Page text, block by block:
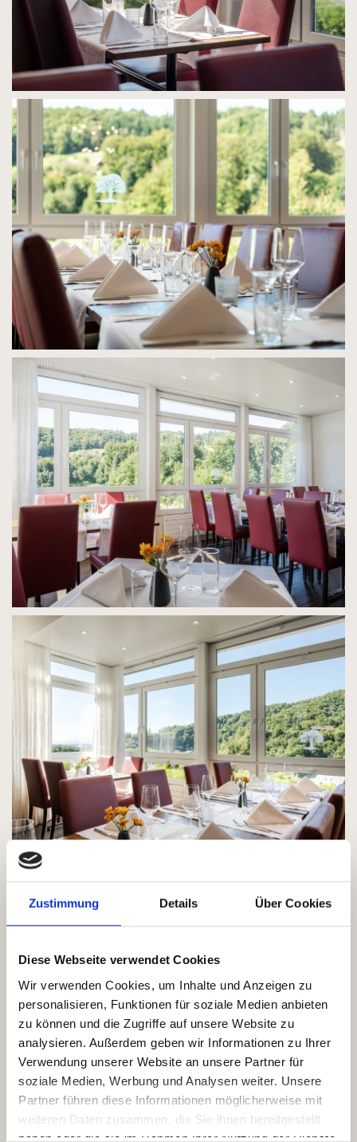
Zustimmung Details Über Cookies
Diese Webseite verwendet Cookies
Wir verwenden Cookies, um Inhalte und Anzeigen zu
personalisieren, Funktionen für soziale Medien anbieten
zu können und die Zugriffe auf unsere Website zu
analysieren. Außerdem geben wir Informationen zu Ihrer
Verwendung unserer Website an unsere Partner für
soziale Medien, Werbung und Analysen weiter. Unsere
Partner führen diese Informationen möglicherweise mit
weiteren Daten zusammen, die Sie ihnen bereitgestellt
haben oder die sie im Rahmen Ihrer Nutzung der Dienste